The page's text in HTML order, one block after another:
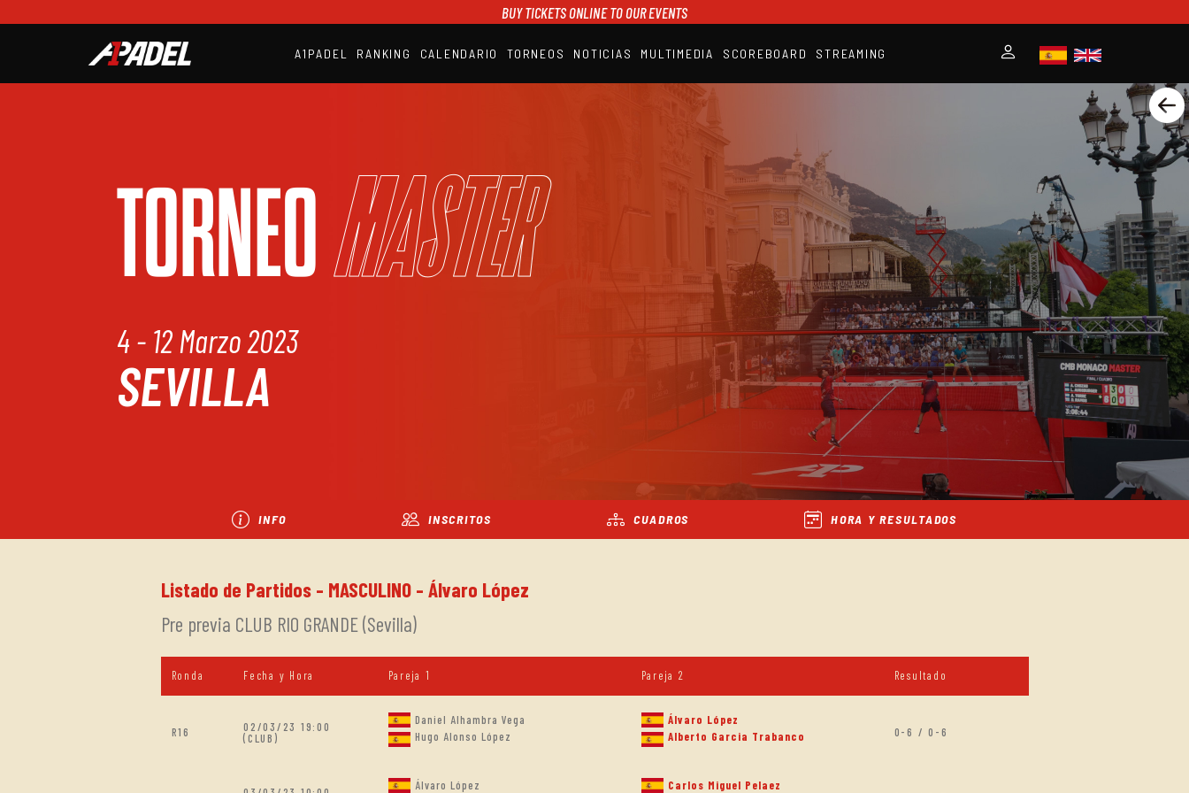
BUY TICKETS ONLINE TO OUR EVENTS
A1PADEL RANKING CALENDARIO TORNEOS NOTICIAS MULTIMEDIA SCOREBOARD STREAMING
SCOREBOARD
TORNEOMaster
4 - 12 Marzo 2023
SEVILLA
INFO INSCRITOS CUADROS HORA Y RESULTADOS
Listado de Partidos - MASCULINO - Álvaro López
Pre previa CLUB RIO GRANDE (Sevilla)
Ronda Fecha y Hora Pareja 1 Pareja 2 Resultado
R16
02/03/23 19:00
(CLUB)
Daniel Alhambra Vega
Hugo Alonso López
Álvaro López
Alberto Garcia Trabanco
0-6 / 0-6
Álvaro López
Carlos Miguel Pelaez